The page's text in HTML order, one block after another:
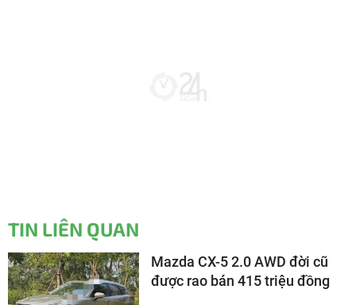
TIN LIÊN QUAN
Mazda CX-5 2.0 AWD đời cũ
được rao bán 415 triệu đồng